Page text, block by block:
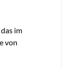
im
von